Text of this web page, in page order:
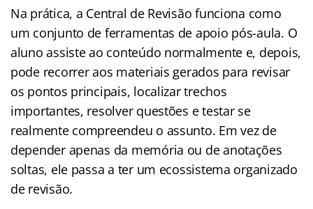
Na prática, a Central de Revisão funciona como
um conjunto de ferramentas de apoio pós-aula. O
aluno assiste ao conteúdo normalmente e, depois,
pode recorrer aos materiais gerados para revisar
os pontos principais, localizar trechos
importantes, resolver questões e testar se
realmente compreendeu o assunto. Em vez de
depender apenas da memória ou de anotações
soltas, ele passa a ter um ecossistema organizado
de revisão.